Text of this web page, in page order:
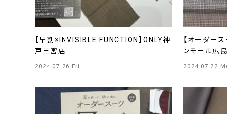
【早割×INVISIBLE FUNCTION】ONLY神
戸三宮店
2024.07.26 Fri
【オーダー
ンモール広
2024.07.22